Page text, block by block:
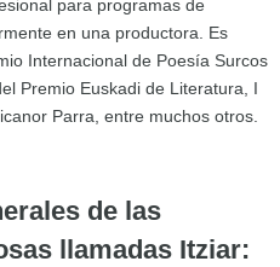
para programas de
en una productora. Es
Internacional de Poesía Surcos
Premio Euskadi de Literatura, I
Parra, entre muchos otros.
de las
llamadas Itziar: